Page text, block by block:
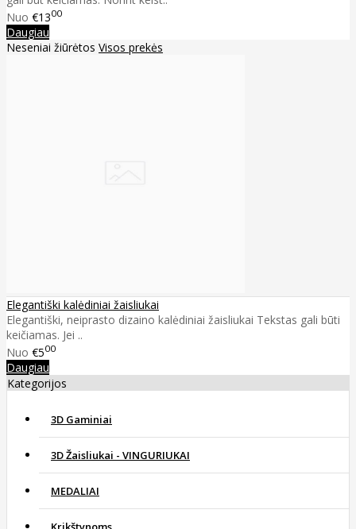
Nuo €1300
Daugiau
Neseniai žiūrėtos Visos prekės
Elegantiški kalėdiniai žaisliukai
Elegantiški, neiprasto dizaino kalėdiniai žaisliukai Tekstas gali būti
keičiamas. Jei ..
Nuo €500
Daugiau
Kategorijos
3D Gaminiai
3D Žaisliukai - VINGURIUKAI
MEDALIAI